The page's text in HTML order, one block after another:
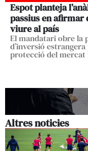
Espot planteja
passius en afirmar
viure al país
El mandatari obre la
d’inversió
protecció del
Altres noticies